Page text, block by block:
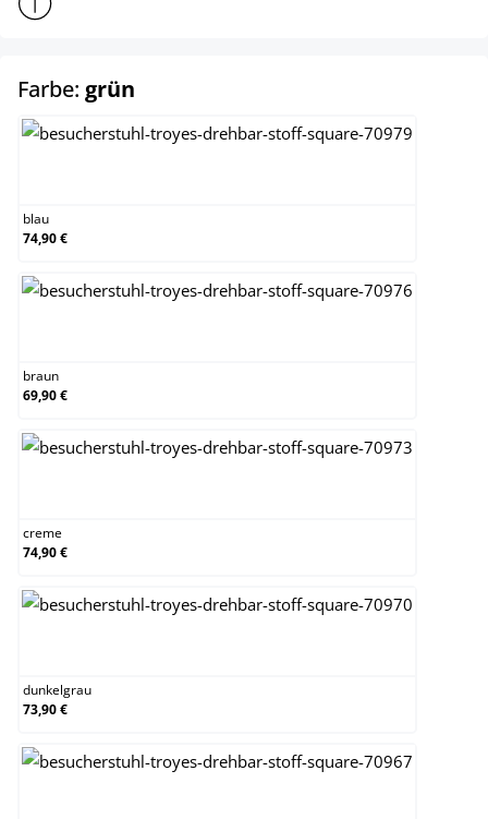
Farbe: grün
blau
74,90 €
braun
69,90 €
creme
74,90 €
dunkelgrau
73,90 €